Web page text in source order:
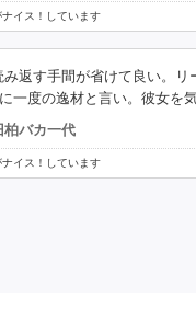
ナイス！しています
み返す手間が省けて良い。
一度の逸材と言い。彼女を
バカ一代
ナイス！しています